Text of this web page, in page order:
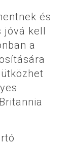
és
jóvá kell
a